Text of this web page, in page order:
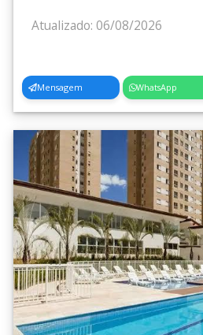
Atualizado: 06/08/2026
Mensagem WhatsApp
‹